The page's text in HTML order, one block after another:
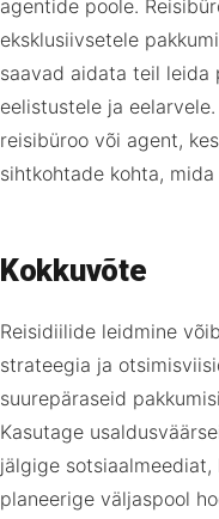
agentide poole.
eksklusiivsetele
saavad aidata teil
eelistustele ja
reisibüroo või agent,
sihtkohtade kohta,
Kokkuvõte
Reisidiilide leidmine
strateegia ja
suurepäraseid
Kasutage
jälgige
planeerige väljaspool